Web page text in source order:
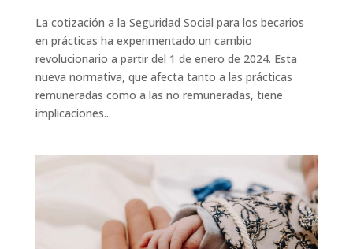
La cotización a la Seguridad Social para los becarios
en prácticas ha experimentado un cambio
revolucionario a partir del 1 de enero de 2024. Esta
nueva normativa, que afecta tanto a las prácticas
remuneradas como a las no remuneradas, tiene
implicaciones...